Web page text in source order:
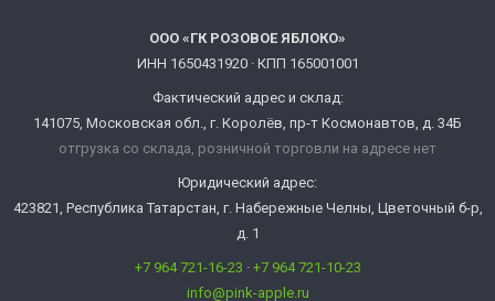
ООО «ГК РОЗОВОЕ ЯБЛОКО»
ИНН 1650431920 · КПП 165001001
Фактический адрес и склад:
141075, Московская обл., г. Королёв, пр-т Космонавтов, д. 34Б
отгрузка со склада, розничной торговли на адресе нет
Юридический адрес:
423821, Республика Татарстан, г. Набережные Челны, Цветочный б-р,
д. 1
+7 964 721-16-23 · +7 964 721-10-23
info@pink-apple.ru